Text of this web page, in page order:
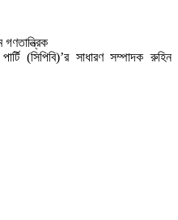
(সিপিবি)’র সাধারণ সম্পাদক রুহিন